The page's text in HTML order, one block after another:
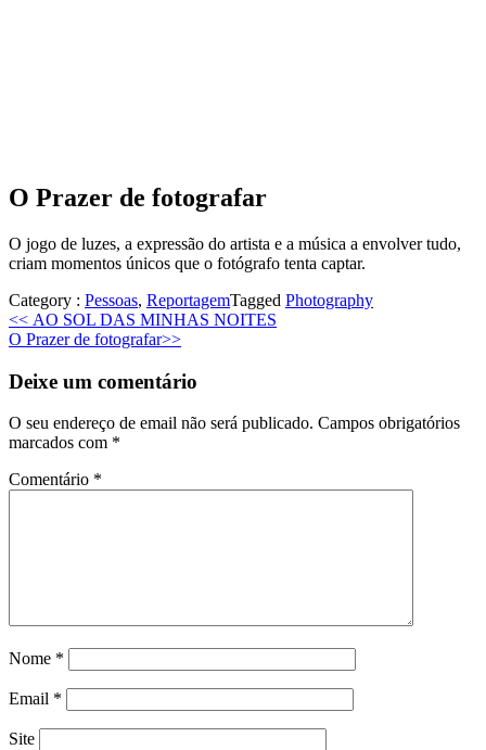
O Prazer de fotografar
O jogo de luzes, a expressão do artista e a música a envolver tudo,
criam momentos únicos que o fotógrafo tenta captar.
Category : Pessoas, ReportagemTagged Photography
<< Previous
post:
AO SOL DAS MINHAS NOITES
Next
O Prazer de fotografar>>
Deixe um comentário
O seu endereço de email não será publicado. Campos obrigatórios
marcados com *
Comentário *
Nome *
Email *
Site